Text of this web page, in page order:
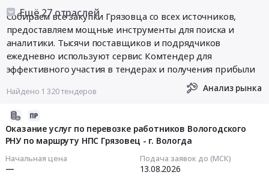
Ещё 27 отраслей
Медицинские и Оздоровительные услуги
Мебель, Компьютеры и Периферия, Канцтовары, Бытовая
техника
Связь, Информационные технологии
Грузовые и пассажирские перевозки, Транспортные услуги
Полиграфия
Реклама, Дизайн, Маркетинг, Теле и радиовещание
Топливо, Уголь, Продукция нефтепереработки
Собираем все закупки Грязовца со всех источников,
предоставляем мощные инструменты для поиска и
аналитики. Тысячи поставщиков и подрядчиков
ежедневно используют сервис Комтендер для
эффективного участия в тендерах и получения прибыли
Найдено 1 320 тендеров Анализ рынка
Оказание услуг по перевозке работников Вологодского
РНУ по маршруту НПС Грязовец - г. Вологда
Начальная цена
—
Подача заявок до (МСК)
13.08.2026